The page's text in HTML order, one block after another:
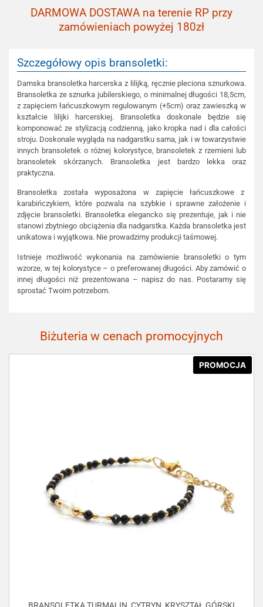
DARMOWA DOSTAWA na terenie RP przy
zamówieniach powyżej 180zł
Szczegółowy opis bransoletki:
Damska bransoletka harcerska z lilijką, ręcznie pleciona sznurkowa.
Bransoletka ze sznurka jubilerskiego, o minimalnej długości 18,5cm,
z zapięciem łańcuszkowym regulowanym (+5cm) oraz zawieszką w
kształcie lilijki harcerskiej. Bransoletka doskonale będzie się
komponować ze stylizacją codzienną, jako kropka nad i dla całości
stroju. Doskonale wygląda na nadgarstku sama, jak i w towarzystwie
innych bransoletek o różnej kolorystyce, bransoletek z rzemieni lub
bransoletek skórzanych. Bransoletka jest bardzo lekka oraz
praktyczna.
Bransoletka została wyposażona w zapięcie łańcuszkowe z
karabińczykiem, które pozwala na szybkie i sprawne założenie i
zdjęcie bransoletki. Bransoletka elegancko się prezentuje, jak i nie
stanowi zbytniego obciążenia dla nadgarstka. Każda bransoletka jest
unikatowa i wyjątkowa. Nie prowadzimy produkcji taśmowej.
Istnieje możliwość wykonania na zamówienie bransoletki o tym
wzorze, w tej kolorystyce – o preferowanej długości. Aby zamówić o
innej długości niż prezentowana – napisz do nas. Postaramy się
sprostać Twoim potrzebom.
Biżuteria w cenach promocyjnych
PROMOCJA